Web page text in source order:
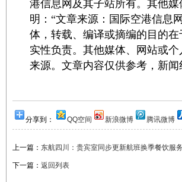
港信息网及其子站所有。其他
明：“文章来源：国际空港信息
体，转载、编译或摘编的目的
实性负责。其他媒体、网站或
来源。文章内容仅供参考，新闻
分享到： QQ空间 新浪微博 腾讯微博
上一篇： 东航四川：贵宾室同步更新航班换季餐饮服
下一篇： 返回列表